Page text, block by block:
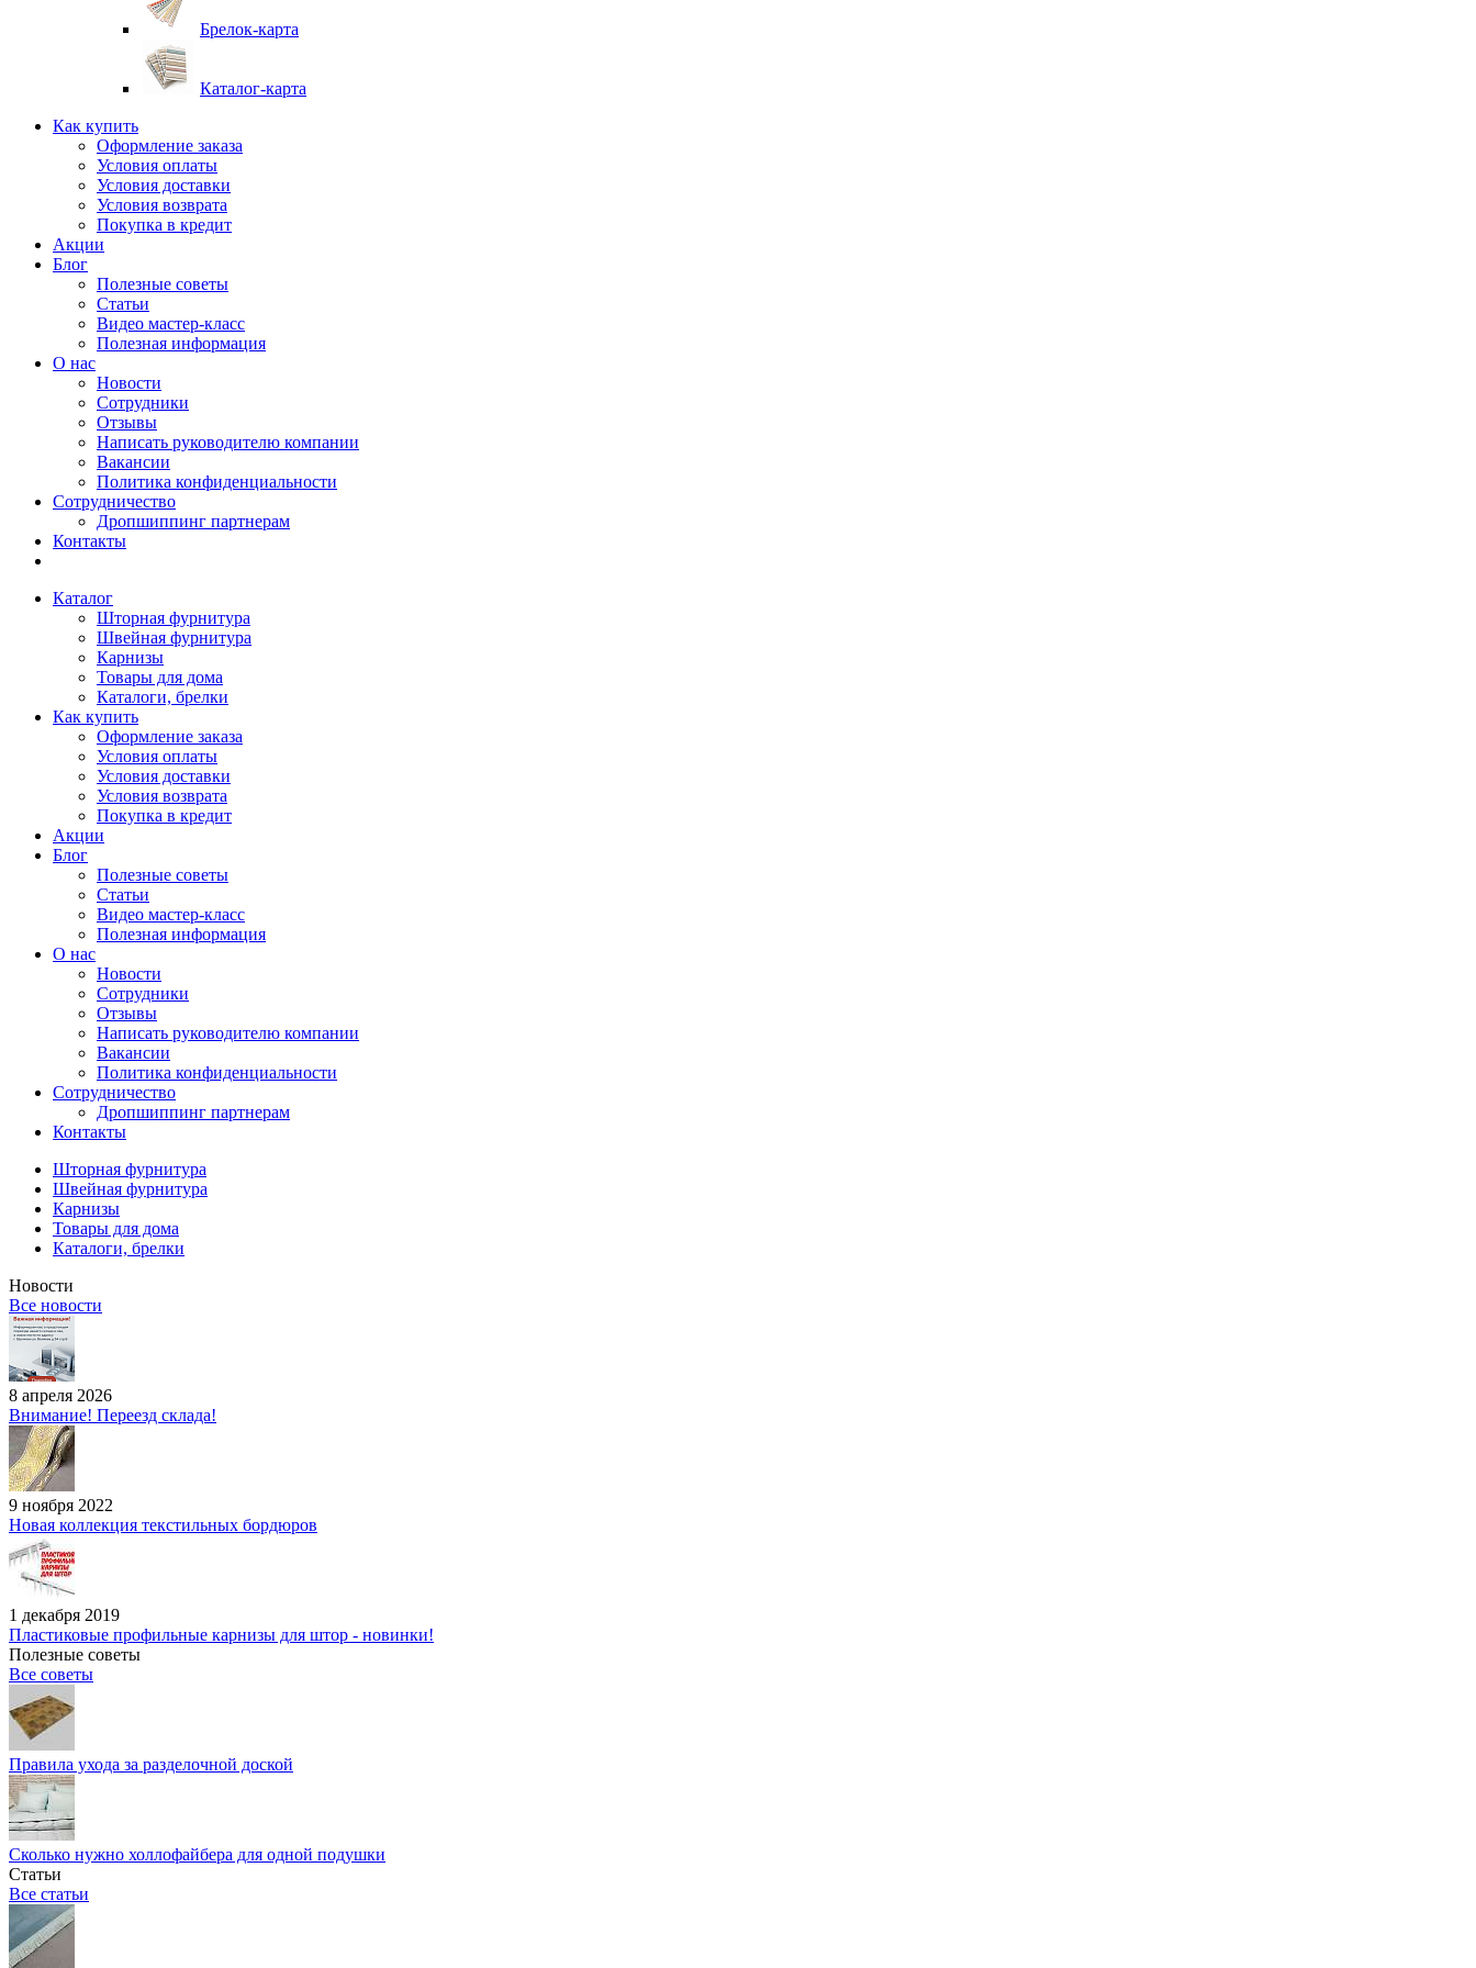
Брелок-карта
Каталог-карта
Как купить
Оформление заказа
Условия оплаты
Условия доставки
Условия возврата
Покупка в кредит
Акции
Блог
Полезные советы
Статьи
Видео мастер-класс
Полезная информация
О нас
Новости
Сотрудники
Отзывы
Написать руководителю компании
Вакансии
Политика конфиденциальности
Сотрудничество
Дропшиппинг партнерам
Контакты
Каталог
Шторная фурнитура
Швейная фурнитура
Карнизы
Товары для дома
Каталоги, брелки
Как купить
Оформление заказа
Условия оплаты
Условия доставки
Условия возврата
Покупка в кредит
Акции
Блог
Полезные советы
Статьи
Видео мастер-класс
Полезная информация
О нас
Новости
Сотрудники
Отзывы
Написать руководителю компании
Вакансии
Политика конфиденциальности
Сотрудничество
Дропшиппинг партнерам
Контакты
Шторная фурнитура
Швейная фурнитура
Карнизы
Товары для дома
Каталоги, брелки
Новости
Все новости
8 апреля 2026
Внимание! Переезд склада!
9 ноября 2022
Новая коллекция текстильных бордюров
1 декабря 2019
Пластиковые профильные карнизы для штор - новинки!
Полезные советы
Все советы
Правила ухода за разделочной доской
Сколько нужно холлофайбера для одной подушки
Статьи
Все статьи